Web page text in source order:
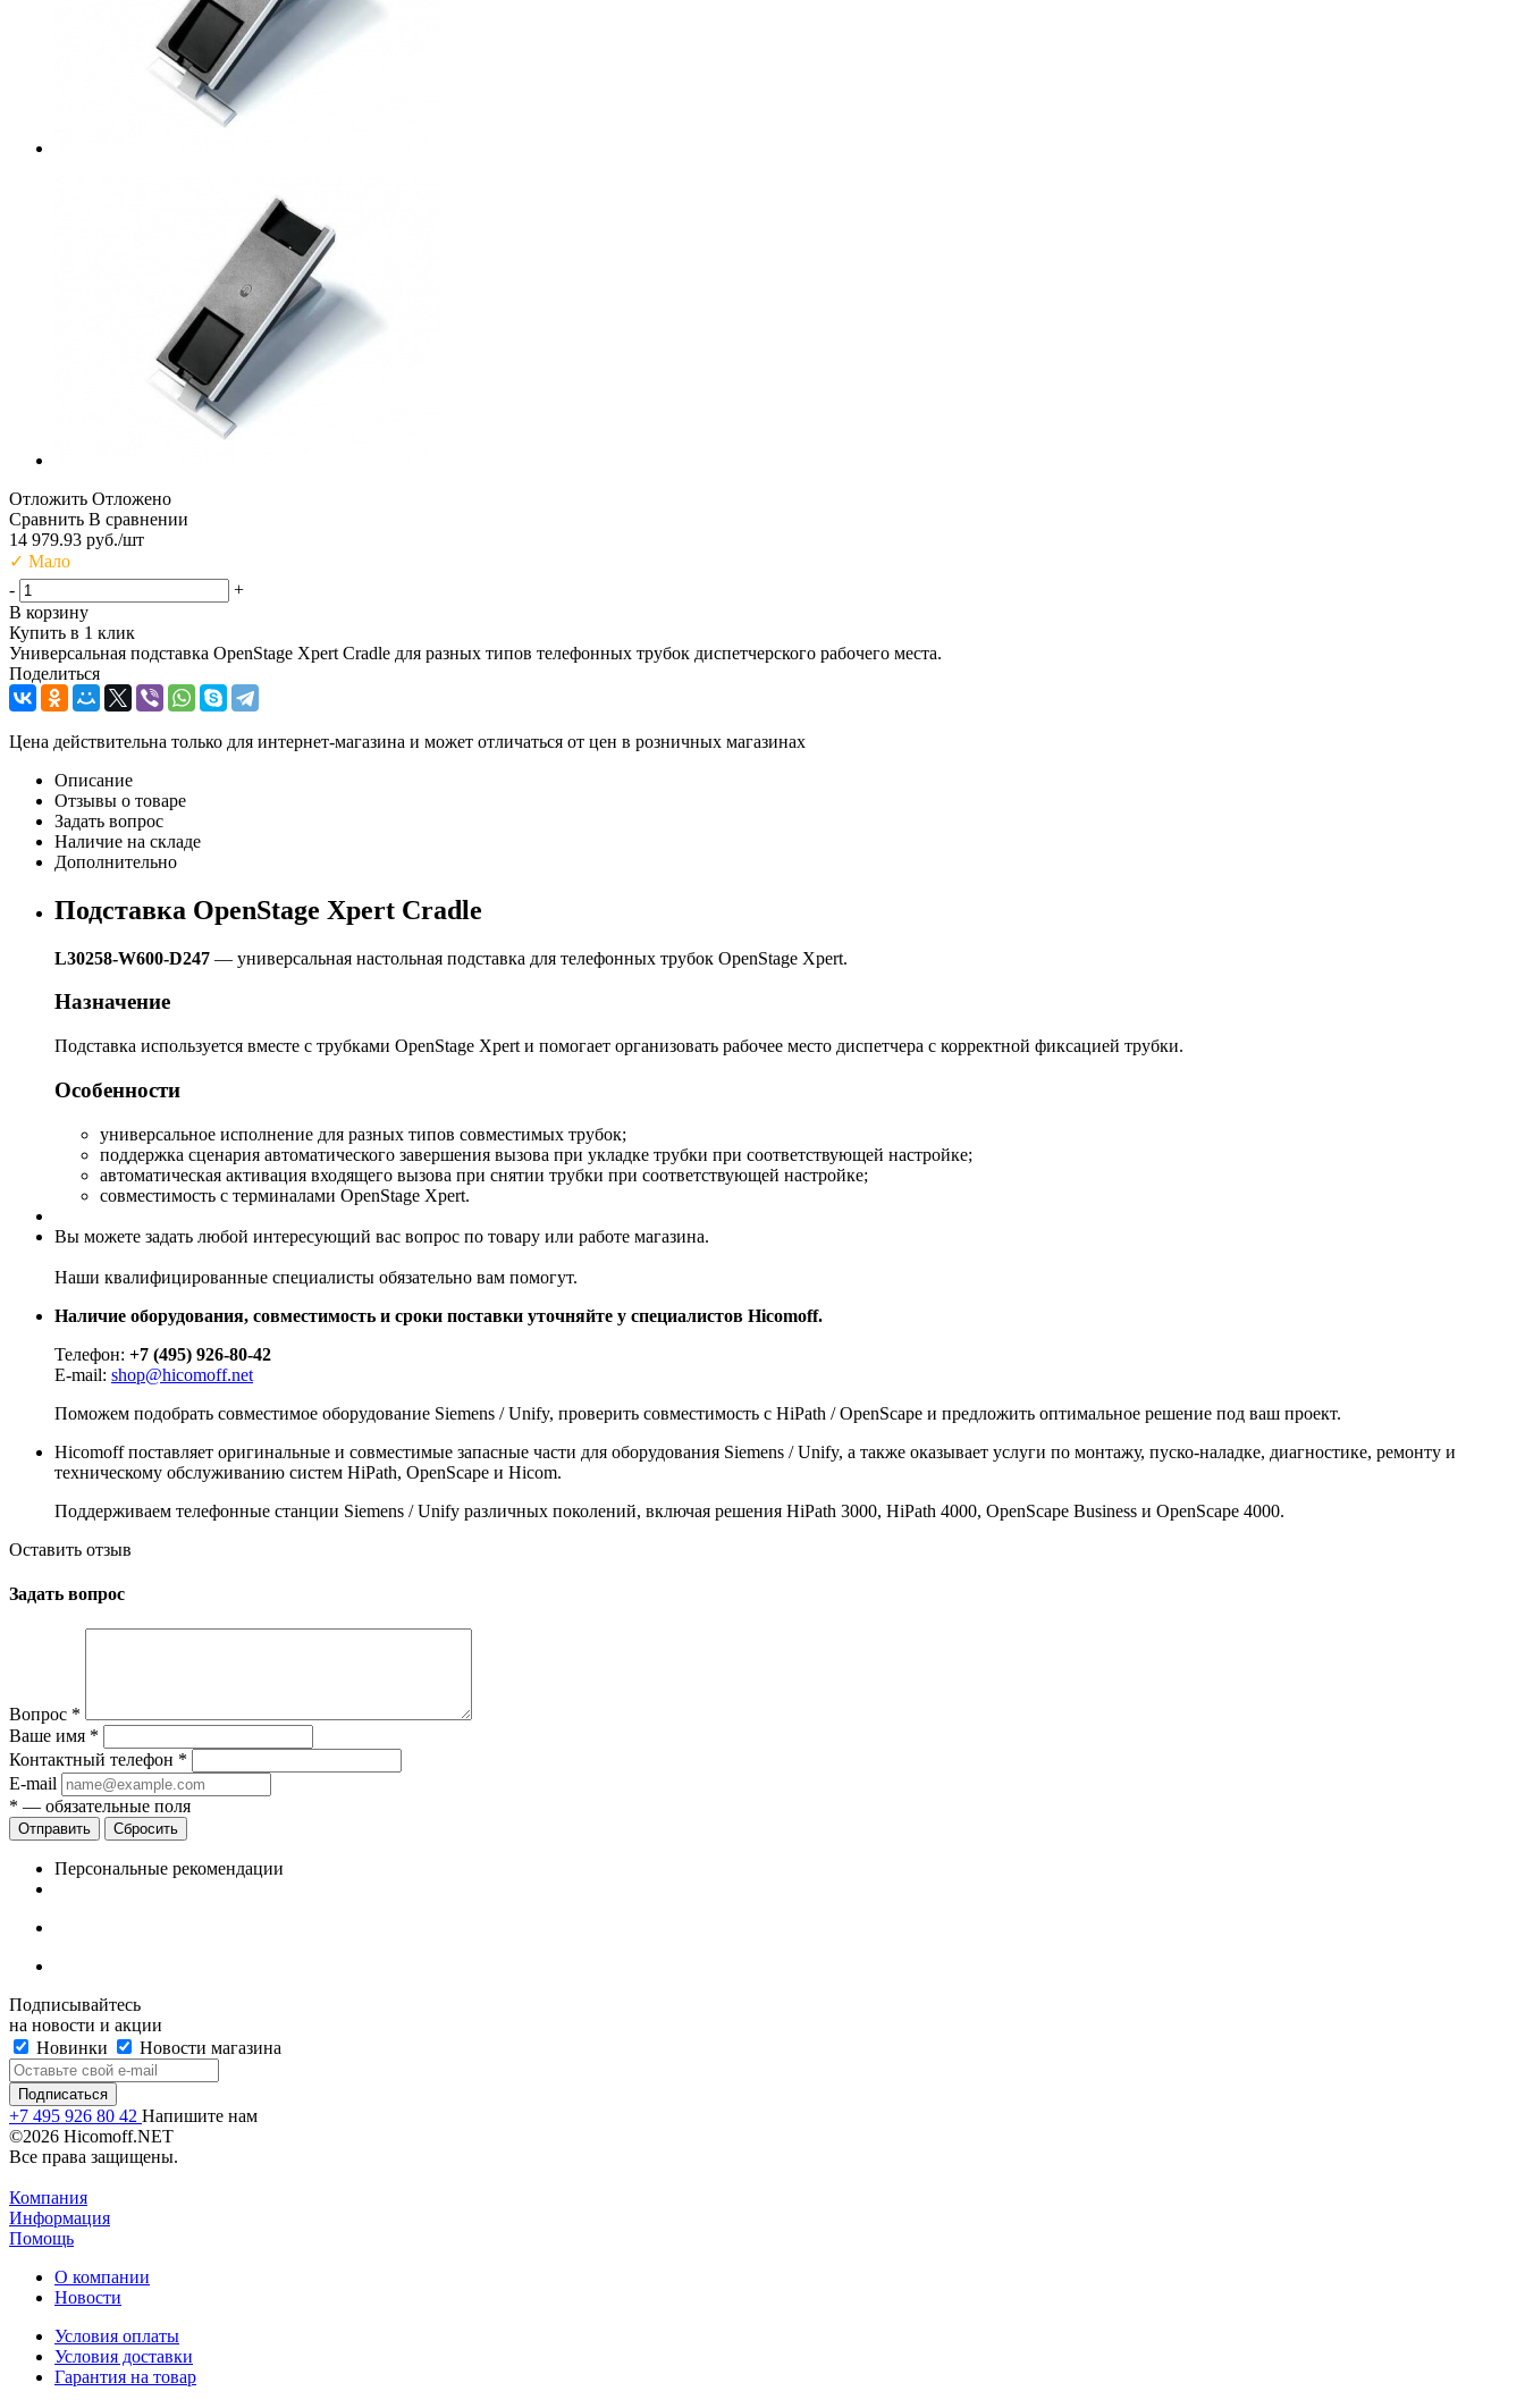
Отложить Отложено
Сравнить В сравнении
14 979.93 руб./шт
✓ Мало
-
+
В корзину
Купить в 1 клик
Универсальная подставка OpenStage Xpert Cradle для разных типов телефонных трубок диспетчерского рабочего места.
Поделиться
Цена действительна только для интернет-магазина и может отличаться от цен в розничных магазинах
Описание
Отзывы о товаре
Задать вопрос
Наличие на складе
Дополнительно
Подставка OpenStage Xpert Cradle
L30258-W600-D247 — универсальная настольная подставка для телефонных трубок OpenStage Xpert.
Назначение
Подставка используется вместе с трубками OpenStage Xpert и помогает организовать рабочее место диспетчера с корректной фиксацией трубки.
Особенности
универсальное исполнение для разных типов совместимых трубок;
поддержка сценария автоматического завершения вызова при укладке трубки при соответствующей настройке;
автоматическая активация входящего вызова при снятии трубки при соответствующей настройке;
совместимость с терминалами OpenStage Xpert.
Вы можете задать любой интересующий вас вопрос по товару или работе магазина.
Наши квалифицированные специалисты обязательно вам помогут.
Наличие оборудования, совместимость и сроки поставки уточняйте у специалистов Hicomoff.
Телефон: +7 (495) 926-80-42
E-mail: shop@hicomoff.net
Поможем подобрать совместимое оборудование Siemens / Unify, проверить совместимость с HiPath / OpenScape и предложить оптимальное решение под ваш проект.
Hicomoff поставляет оригинальные и совместимые запасные части для оборудования Siemens / Unify, а также оказывает услуги по монтажу, пуско-наладке, диагностике, ремонту и
техническому обслуживанию систем HiPath, OpenScape и Hicom.
Поддерживаем телефонные станции Siemens / Unify различных поколений, включая решения HiPath 3000, HiPath 4000, OpenScape Business и OpenScape 4000.
Оставить отзыв
Задать вопрос
Вопрос *
Ваше имя *
Контактный телефон *
E-mail
* — обязательные поля
Сбросить
Персональные рекомендации
Подписывайтесь
на новости и акции
Новинки
Новости магазина
+7 495 926 80 42 Напишите нам
©2026 Hicomoff.NET
Все права защищены.
Компания
Информация
Помощь
О компании
Новости
Условия оплаты
Условия доставки
Гарантия на товар